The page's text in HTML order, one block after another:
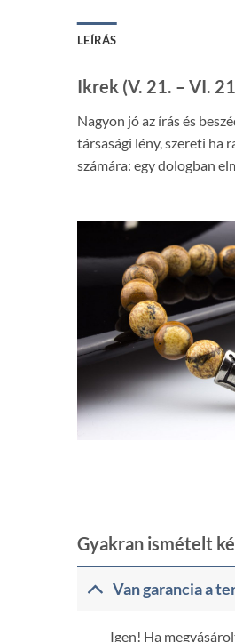
LEÍRÁS
Ikrek (V. 21. – VI.
Nagyon jó az írás és
társasági lény, szereti ha
számára: egy dologban
Gyakran ismételt
Van garancia a
Igen! Ha